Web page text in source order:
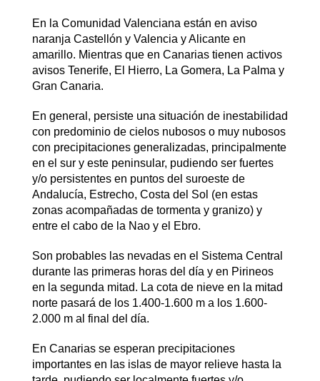
En la Comunidad Valenciana están en aviso
naranja Castellón y Valencia y Alicante en
amarillo. Mientras que en Canarias tienen activos
avisos Tenerife, El Hierro, La Gomera, La Palma y
Gran Canaria.
En general, persiste una situación de inestabilidad
con predominio de cielos nubosos o muy nubosos
con precipitaciones generalizadas, principalmente
en el sur y este peninsular, pudiendo ser fuertes
y/o persistentes en puntos del suroeste de
Andalucía, Estrecho, Costa del Sol (en estas
zonas acompañadas de tormenta y granizo) y
entre el cabo de la Nao y el Ebro.
Son probables las nevadas en el Sistema Central
durante las primeras horas del día y en Pirineos
en la segunda mitad. La cota de nieve en la mitad
norte pasará de los 1.400-1.600 m a los 1.600-
2.000 m al final del día.
En Canarias se esperan precipitaciones
importantes en las islas de mayor relieve hasta la